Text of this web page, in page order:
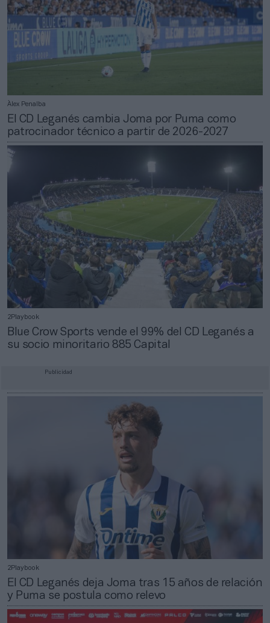
Àlex Penalba
El CD Leganés cambia Joma por Puma como
patrocinador técnico a partir de 2026-2027
2Playbook
Blue Crow Sports vende el 99% del CD Leganés a
su socio minoritario 885 Capital
Publicidad
2Playbook
El CD Leganés deja Joma tras 15 años de relación
y Puma se postula como relevo